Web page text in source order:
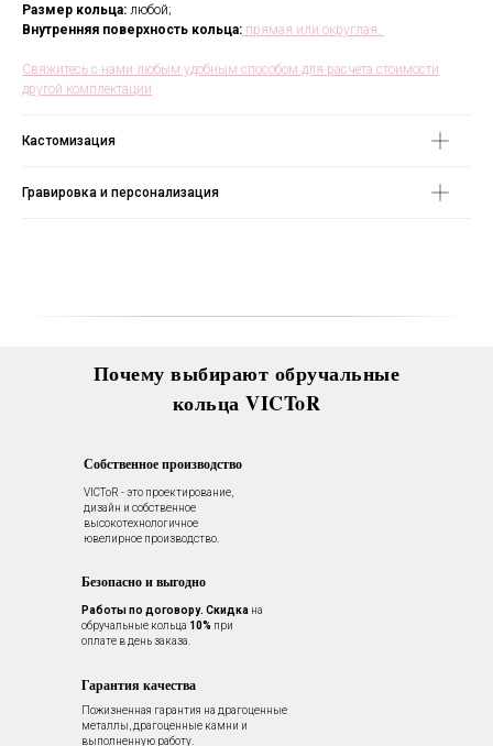
Размер кольца: любой;
Внутренняя поверхность кольца: прямая или округлая.
Свяжитесь с нами любым удобным способом для расчета стоимости
другой комплектации
Кастомизация
Гравировка и персонализация
VICToR - это проектирование,
дизайн и собственное
высокотехнологичное
ювелирное производство.
Работы по договору. Скидка на
обручальные кольца 10% при
оплате в день заказа.
Собственное производство
Безопасно и выгодно
Гарантия качества
Пожизненная гарантия на драгоценные
металлы, драгоценные камни и
выполненную работу.
Почему выбирают обручальные
кольца VICToR
чистка, полировка, изменение